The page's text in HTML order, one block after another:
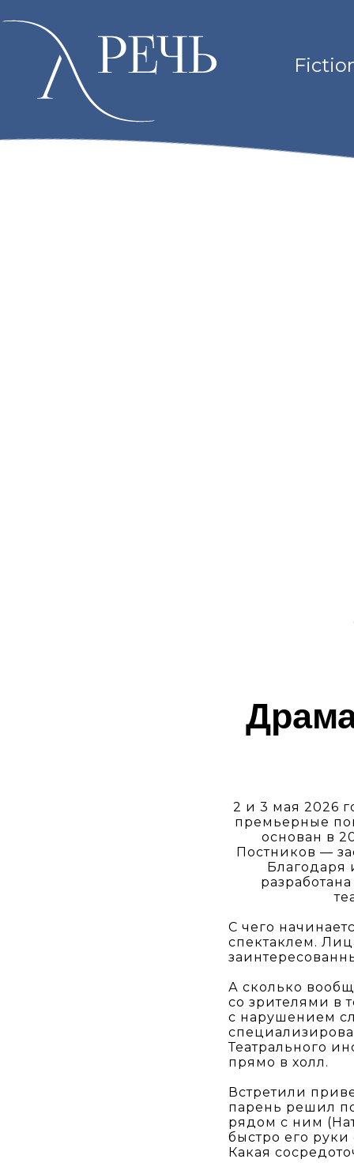
2 и 3 мая 2026
премьерные
основан в
Постников —
Благодаря
С чего
спектаклем.
А сколько
со зрителями в
с нарушением
Театрального
прямо в холл.
Встретили
парень решил
рядом с ним
быстро его руки
Какая